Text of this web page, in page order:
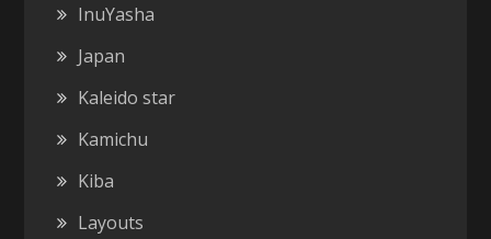
InuYasha
Japan
Kaleido star
Kamichu
Kiba
Layouts